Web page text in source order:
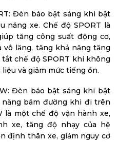
Đèn báo bật sáng khi bật
năng xe. Chế độ SPORT là
tăng công suất động cơ,
lăng, tăng khả năng tăng
chế độ SPORT khi không
và giảm mức tiếng ồn.
Đèn báo bật sáng khi bật
bám đường khi đi trên
là một chế độ vận hành xe,
xe, tăng độ nhạy của hệ
định thân xe, giảm nguy cơ